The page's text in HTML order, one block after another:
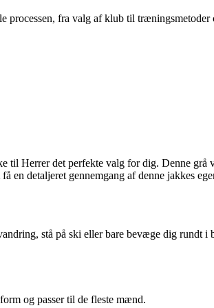
processen, fra valg af klub til træningsmetoder
til Herrer det perfekte valg for dig. Denne
detaljeret gennemgang af denne jakkes
stå på ski eller bare bevæge dig rundt i
og passer til de fleste mænd.